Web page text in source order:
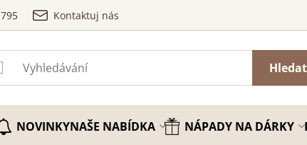
Kontaktuj nás
Hledat
NOVINKYNAŠE NABÍDKA NÁPADY NA DÁRKY